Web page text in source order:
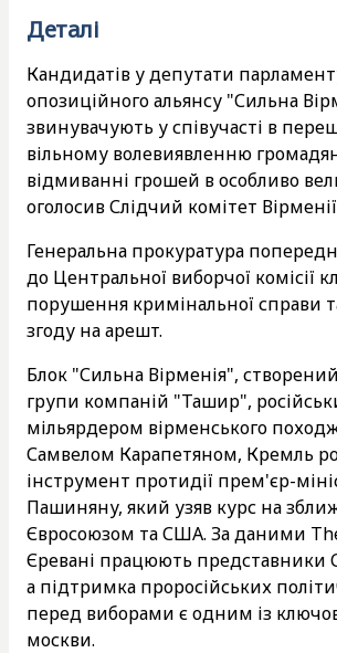
Деталі
Кандидатів у депутати
опозиційного альянсу "Сильна
звинувачують у співучасті в
вільному волевиявленню
відмиванні грошей в особливо
оголосив Слідчий комітет
Генеральна прокуратура
до Центральної виборчої комісії
порушення кримінальної справи
згоду на арешт.
Блок "Сильна Вірменія",
групи компаній "Ташир",
мільярдером вірменського
Самвелом Карапетяном, Кремль
інструмент протидії прем'єр-
Пашиняну, який узяв курс на
Євросоюзом та США. За даними
Єревані працюють представники
а підтримка проросійських
перед виборами є одним із
москви.